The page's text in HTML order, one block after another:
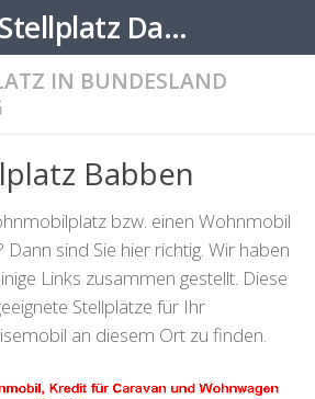
Wohnmobil Stellplatz Datenbank
IN BUNDESLAND
Babben
bzw. einen Wohnmobil
sind Sie hier richtig. Wir haben
Links zusammen gestellt. Diese
Stellplätze für Ihr
an diesem Ort zu finden.